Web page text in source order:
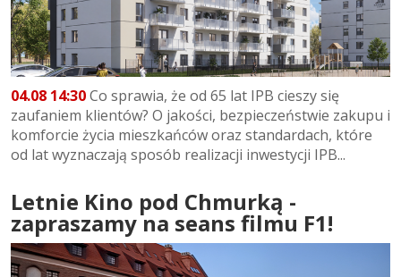
04.08 14:30Co sprawia, że od 65 lat IPB cieszy się
zaufaniem klientów? O jakości, bezpieczeństwie zakupu i
komforcie życia mieszkańców oraz standardach, które
od lat wyznaczają sposób realizacji inwestycji IPB...
Letnie Kino pod Chmurką -
zapraszamy na seans filmu F1!